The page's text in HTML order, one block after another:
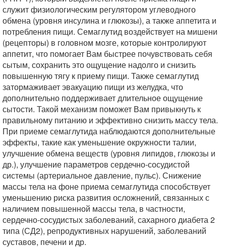
служит физиологическим регулятором углеводного
обмена (уровня инсулина и глюкозы), а также аппетита и
потребления пищи. Семаглутид воздействует на мишени
(рецепторы) в головном мозге, которые контролируют
аппетит, что помогает Вам быстрее почувствовать себя
сытым, сохранить это ощущение надолго и снизить
повышенную тягу к приему пищи. Также семаглутид
затормаживает эвакуацию пищи из желудка, что
дополнительно поддерживает длительное ощущение
сытости. Такой механизм поможет Вам привыкнуть к
правильному питанию и эффективно снизить массу тела.
При приеме семаглутида наблюдаются дополнительные
эффекты, такие как уменьшение окружности талии,
улучшение обмена веществ (уровня липидов, глюкозы и
др.), улучшение параметров сердечно-сосудистой
системы (артериальное давление, пульс). Снижение
массы тела на фоне приема семаглутида способствует
уменьшению риска развития осложнений, связанных с
наличием повышенной массы тела, в частности,
сердечно-сосудистых заболеваний, сахарного диабета 2
типа (СД2), репродуктивных нарушений, заболеваний
суставов, печени и др.